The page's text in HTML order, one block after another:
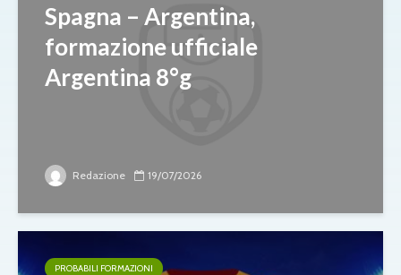
Spagna – Argentina,
formazione ufficiale
Argentina 8°g
Redazione 19/07/2026
PROBABILI FORMAZIONI